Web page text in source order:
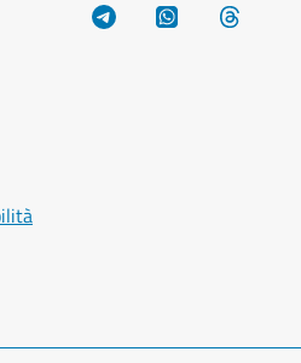
Telegram WhatsApp